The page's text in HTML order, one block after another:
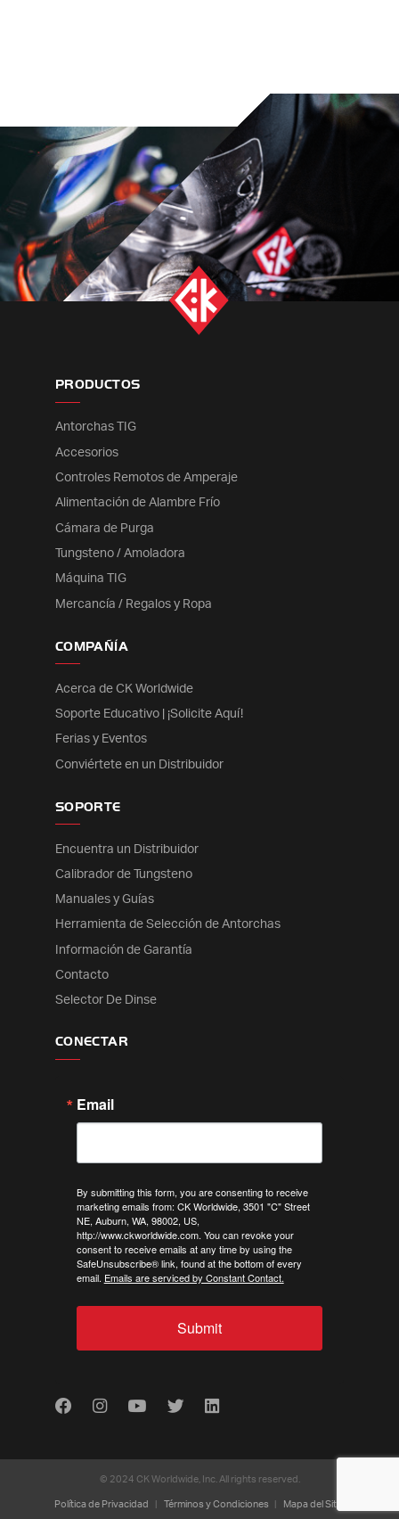
PRODUCTOS
Antorchas TIG
Accesorios
Controles Remotos de Amperaje
Alimentación de Alambre Frío
Cámara de Purga
Tungsteno / Amoladora
Máquina TIG
Mercancía / Regalos y Ropa
COMPAÑÍA
Acerca de CK Worldwide
Soporte Educativo | ¡Solicite Aquí!
Ferias y Eventos
Conviértete en un Distribuidor
SOPORTE
Encuentra un Distribuidor
Calibrador de Tungsteno
Manuales y Guías
Herramienta de Selección de Antorchas
Información de Garantía
Contacto
Selector De Dinse
CONECTAR
Email
By submitting this form, you are consenting to receive
marketing emails from: CK Worldwide, 3501 "C" Street
NE, Auburn, WA, 98002, US,
http://www.ckworldwide.com. You can revoke your
consent to receive emails at any time by using the
SafeUnsubscribe® link, found at the bottom of every
email. Emails are serviced by Constant Contact.
Submit
FacebookInstagram
YoutubeTwitterLinkedIn
© 2024 CK Worldwide, Inc. All rights reserved.
Política de Privacidad Términos y Condiciones Mapa del Sitio